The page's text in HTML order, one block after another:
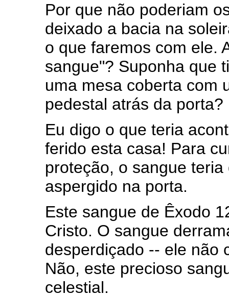
Por que não poderiam
deixado a bacia na
o que faremos com ele.
sangue"? Suponha que
uma mesa coberta com
pedestal atrás da porta?
Eu digo o que teria
ferido esta casa! Para
proteção, o sangue
aspergido na porta.
Este sangue de Êxodo
Cristo. O sangue
desperdiçado -- ele não
Não, este precioso
celestial.